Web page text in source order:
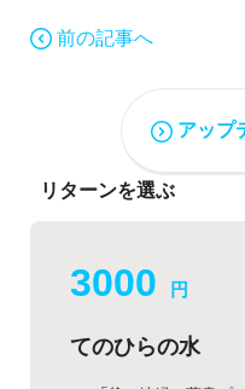
前の記事へ
アップ
リターンを選ぶ
3000 円
てのひらの水